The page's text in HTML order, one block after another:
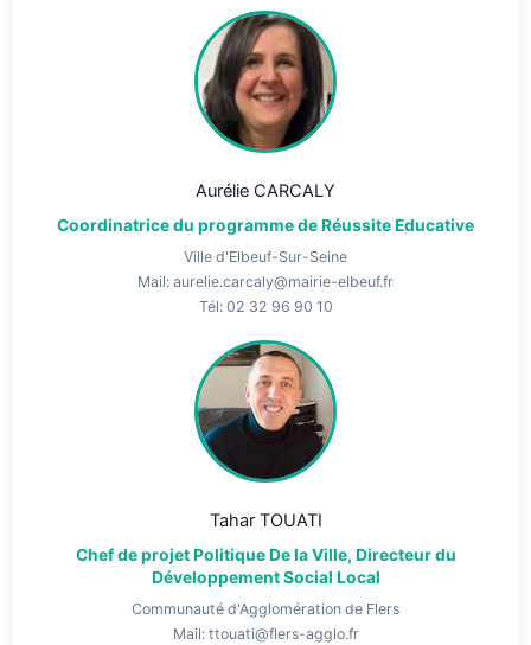
Aurélie CARCALY
Coordinatrice du programme de Réussite Educative
Ville d'Elbeuf-Sur-Seine
Mail: aurelie.carcaly@mairie-elbeuf.fr
Tél: 02 32 96 90 10
Tahar TOUATI
Chef de projet Politique De la Ville, Directeur du
Développement Social Local
Communauté d'Agglomération de Flers
Mail: ttouati@flers-agglo.fr